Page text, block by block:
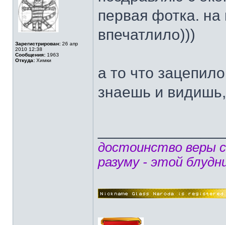
Зарегистрирован: 26 апр
2010 12:38
Сообщения: 1963
Откуда: Химки
первая фотка.
впечатлило)))
а то что
знаешь и видишь,
достоинство веры
разуму - этой